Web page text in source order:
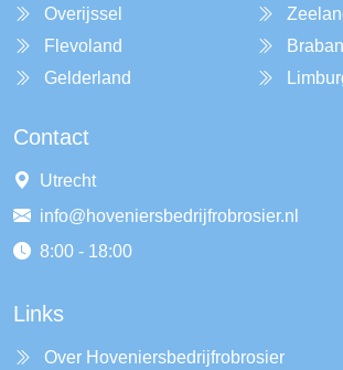
Overijssel
Flevoland
Gelderland
Contact
Utrecht
info@hoveniersbedrijfrobrosier.nl
8:00 - 18:00
Links
Over Hoveniersbedrijfrobrosier